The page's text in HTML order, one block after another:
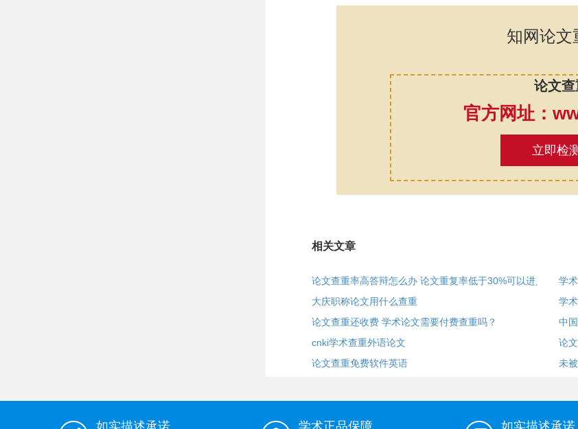
知网论文
论文查
官方网址：
立即检
相关文章
论文查重率高答辩怎么办 论文重复率低于30%可以进入答
大庆职称论文用什么查重
论文查重还收费 学术论文需要付费查重吗？
cnki学术查重外语论文
论文查重免费软件英语
学
学
中
论
未
如实描述承诺 学术正品保障 如实描述承诺